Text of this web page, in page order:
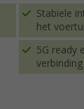
Stabiele
het
5G ready
verbinding